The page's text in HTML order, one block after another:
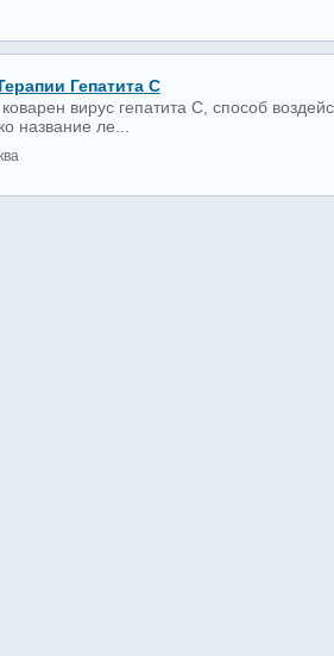
Гепатита С
вирус гепатита С, способ
название ле...